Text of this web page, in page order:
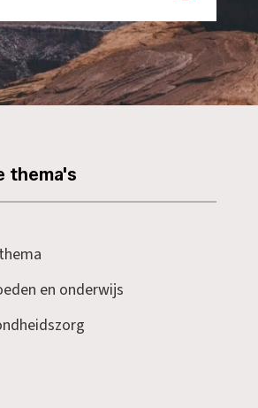
thema's
en onderwijs